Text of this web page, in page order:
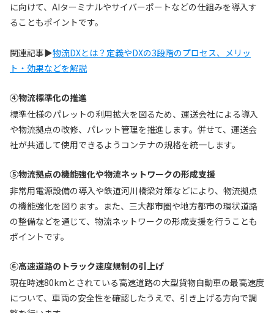
に向けて、AIターミナルやサイバーポートなどの仕組みを導入す
ることもポイントです。
関連記事▶物流DXとは？定義やDXの3段階のプロセス、メリッ
ト・効果などを解説
④物流標準化の推進
標準仕様のパレットの利用拡大を図るため、運送会社による導入
や物流拠点の改修、パレット管理を推進します。併せて、運送会
社が共通して使用できるようコンテナの規格を統一します。
⑤物流拠点の機能強化や物流ネットワークの形成支援
非常用電源設備の導入や鉄道河川橋梁対策などにより、物流拠点
の機能強化を図ります。また、三大都市圏や地方都市の環状道路
の整備などを通じて、物流ネットワークの形成支援を行うことも
ポイントです。
⑥高速道路のトラック速度規制の引上げ
現在時速80kmとされている高速道路の大型貨物自動車の最高速度
について、車両の安全性を確認したうえで、引き上げる方向で調